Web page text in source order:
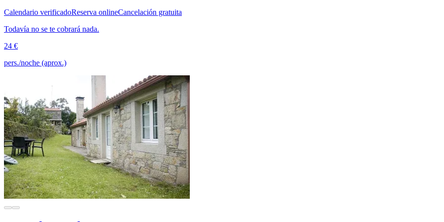
Calendario verificadoReserva onlineCancelación gratuita
Todavía no se te cobrará nada.
24 €
pers./noche (aprox.)